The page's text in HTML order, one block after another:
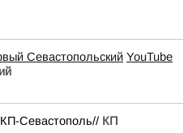
Севастопольский YouTube
Севастополь// КП